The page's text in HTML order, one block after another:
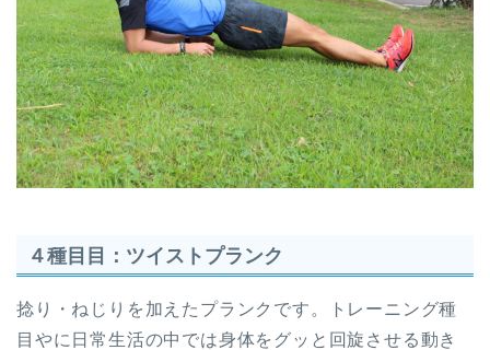
４種目目：ツイストプランク
捻り・ねじりを加えたプランクです。トレーニング種
目やに日常生活の中では身体をグッと回旋させる動き